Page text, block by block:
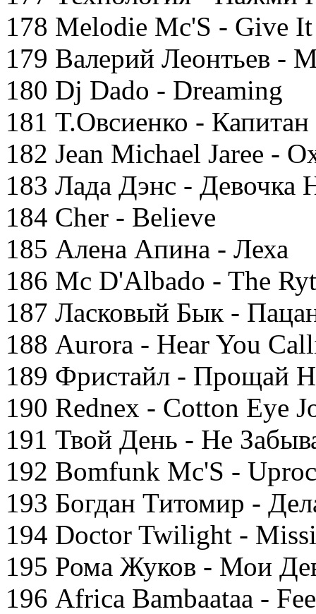
178 Melodie Mc'S - Give
179 Валерий Леонтьев -
180 Dj Dado - Dreaming
181 Т.Овсиенко - Капитан
182 Jean Michael Jaree -
183 Лада Дэнс - Девочка
184 Cher - Believe
185 Алена Апина - Леха
186 Mc D'Albado - The
187 Ласковый Бык -
188 Aurora - Hear You
189 Фристайл - Прощай
190 Rednex - Cotton Eye
191 Твой День - Не
192 Bomfunk Mc'S -
193 Богдан Титомир -
194 Doctor Twilight -
195 Рома Жуков - Мои
196 Africa Bambaataa -